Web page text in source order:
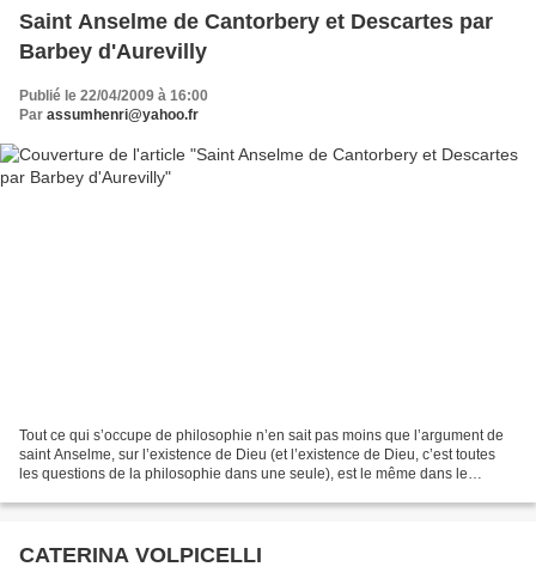
Saint Anselme de Cantorbery et Descartes par
Barbey d'Aurevilly
Publié le 22/04/2009 à 16:00
Par assumhenri@yahoo.fr
Tout ce qui s’occupe de philosophie n’en sait pas moins que l’argument de
saint Anselme, sur l’existence de Dieu (et l’existence de Dieu, c’est toutes
les questions de la philosophie dans une seule), est le même dans le
CATERINA VOLPICELLI